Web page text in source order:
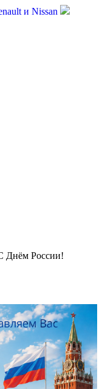
и Nissan
Днём России!